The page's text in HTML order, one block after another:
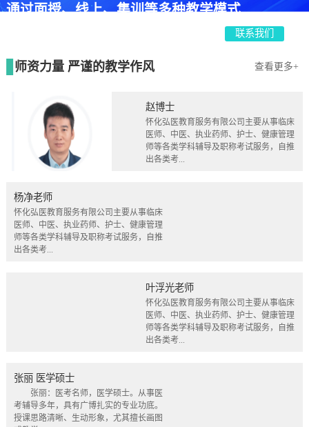
通过面授、线上、集训等多种教学模式
联系我们
师资力量 严谨的教学作风 查看更多+
赵博士
怀化弘医教育服务有限公司主要从事临床
医师、中医、执业药师、护士、健康管理
师等各类学科辅导及职称考试服务，自推
出各类考...
杨净老师
怀化弘医教育服务有限公司主要从事临床
医师、中医、执业药师、护士、健康管理
师等各类学科辅导及职称考试服务，自推
出各类考...
叶浮光老师
怀化弘医教育服务有限公司主要从事临床
医师、中医、执业药师、护士、健康管理
师等各类学科辅导及职称考试服务，自推
出各类考...
张丽 医学硕士
张丽：医考名师，医学硕士。从事医
考辅导多年，具有广博扎实的专业功底。
授课思路清晰、生动形象，尤其擅长画图